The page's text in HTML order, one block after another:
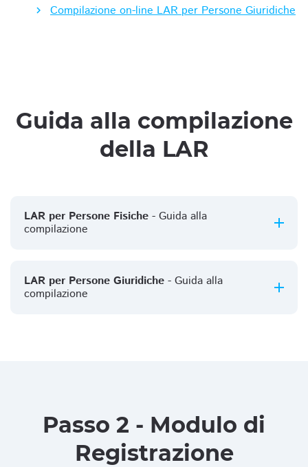
Compilazione on-line LAR per Persone Giuridiche
Guida alla compilazione
della LAR
LAR per Persone Fisiche - Guida alla
compilazione
LAR per Persone Giuridiche - Guida alla
compilazione
Passo 2 - Modulo di
Registrazione